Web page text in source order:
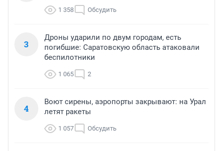
1 358 Обсудить
3
Дроны ударили по двум городам, есть
погибшие: Саратовскую область атаковали
беспилотники
1 065 2
4
Воют сирены, аэропорты закрывают: на Урал
летят ракеты
1 057 Обсудить